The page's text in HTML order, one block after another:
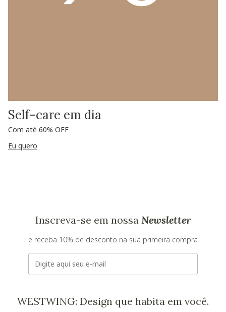
Self-care em dia
Com até 60% OFF
Eu quero
Inscreva-se em nossa Newsletter
e receba 10% de desconto na sua primeira compra
E-mail
WESTWING: Design que habita em você.